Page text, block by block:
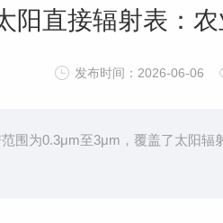
阳直接辐射表：
发布时间：2026-06-06
围为0.3μm至3μm，覆盖了太阳